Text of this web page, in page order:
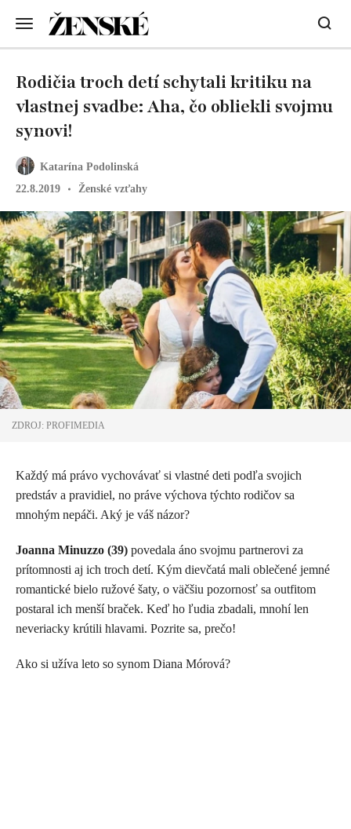
Katarína Podolinská
22.8.2019
Ženské vzťahy
Rodičia troch detí schytali kritiku na
vlastnej svadbe: Aha, čo obliekli svojmu
synovi!
ZDROJ: PROFIMEDIA
Každý má právo vychovávať si vlastné deti podľa svojich
predstáv a pravidiel, no práve výchova týchto rodičov sa
mnohým nepáči. Aký je váš názor?
Joanna Minuzzo (39) povedala áno svojmu partnerovi za
prítomnosti aj ich troch detí. Kým dievčatá mali oblečené jemné
romantické bielo ružové šaty, o väčšiu pozornosť sa outfitom
postaral ich menší braček. Keď ho ľudia zbadali, mnohí len
neveriacky krútili hlavami. Pozrite sa, prečo!
Ako si užíva leto so synom Diana Mórová?